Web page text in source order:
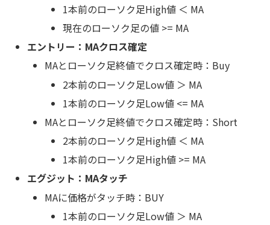
1本前のローソク足High値 ＜ MA
現在のローソク足の値 >= MA
エントリー：MAクロス確定
MAとローソク足終値でクロス確定時：Buy
2本前のローソク足Low値 ＞ MA
1本前のローソク足Low値 <= MA
MAとローソク足終値でクロス確定時：Short
2本前のローソク足High値 ＜ MA
1本前のローソク足High値 >= MA
エグジット：MAタッチ
MAに価格がタッチ時：BUY
1本前のローソク足Low値 ＞ MA